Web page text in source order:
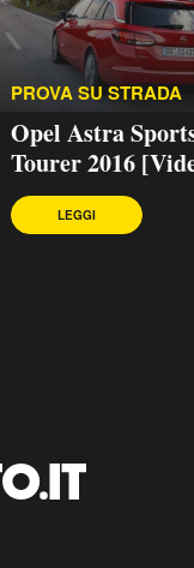
PROVA SU STRADA
Opel Astra
Tourer 2016
LEGGI